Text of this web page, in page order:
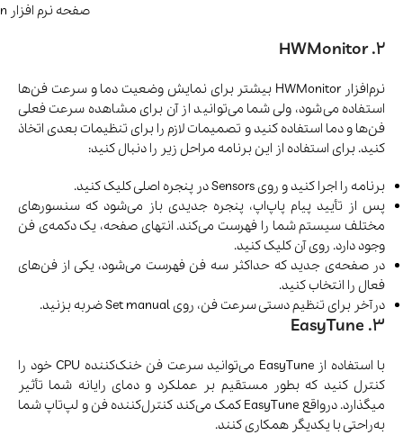
صفحه نرم افزار SpeedFan
2. HWMonitor
نرم‌افزار HWMonitor بیشتر برای نمایش وضعیت دما و سرعت فن‌ها
استفاده می‌شود، ولی شما می‌توانید از آن برای مشاهده سرعت فعلی
فن‌ها و دما استفاده کنید و تصمیمات لازم را برای تنظیمات بعدی اتخاذ
کنید. برای استفاده از این برنامه مراحل زیر را دنبال کنید:
برنامه را اجرا کنید و روی Sensors در پنجره اصلی کلیک کنید.
پس از تأیید پیام پاپ‌اپ، پنجره جدیدی باز می‌شود که سنسورهای
مختلف سیستم شما را فهرست می‌کند. انتهای صفحه، یک دکمه‌ی فن
وجود دارد. روی آن کلیک کنید.
در صفحه‌ی جدید که حداکثر سه فن فهرست می‌شود، یکی از فن‌های
فعال را انتخاب کنید.
درآخر برای تنظیم دستی سرعت فن، روی Set manual ضربه بزنید.
3. EasyTune
با استفاده از EasyTune می‌توانید سرعت فن خنک‌کننده CPU خود را
کنترل کنید که بطور مستقیم بر عملکرد و دمای رایانه شما تأثیر
میگذارد. درواقع EasyTune کمک می‌کند کنترل‌کننده فن و لپ‌تاپ شما
به‌راحتی با یکدیگر همکاری کنند.